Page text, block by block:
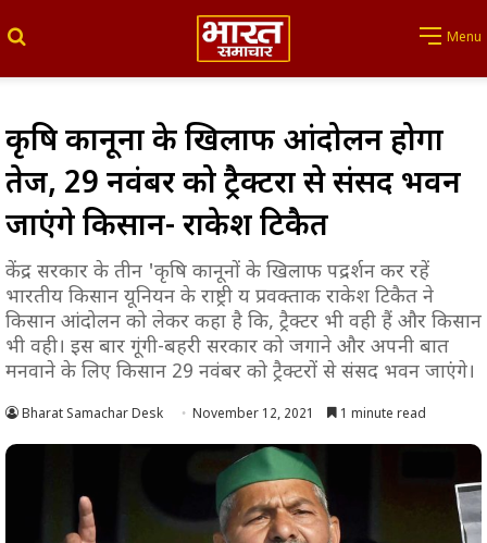
Menu
कृषि कानूनों के खिलाफ आंदोलन होगा
तेज, 29 नवंबर को ट्रैक्टरों से संसद भवन
जाएंगे किसान- राकेश टिकैत
केंद्र सरकार के तीन 'कृषि कानूनों के खिलाफ पद्रर्शन कर रहें
भारतीय किसान यूनियन के राष्ट्री य प्रवक्ताक राकेश टिकैत ने
किसान आंदोलन को लेकर कहा है कि, ट्रैक्टर भी वही हैं और किसान
भी वही। इस बार गूंगी-बहरी सरकार को जगाने और अपनी बात
मनवाने के लिए किसान 29 नवंबर को ट्रैक्टरों से संसद भवन जाएंगे।
Bharat Samachar Desk November 12, 2021 1 minute read